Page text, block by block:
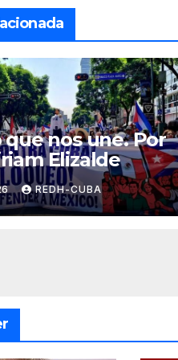
que nos une. Por
Elizalde
REDH-CUBA